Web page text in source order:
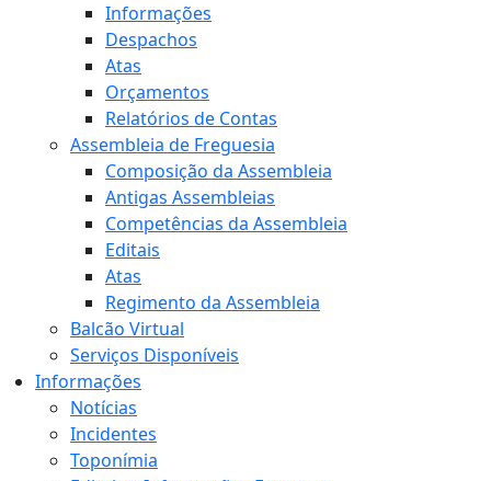
Informações
Despachos
Atas
Orçamentos
Relatórios de Contas
Assembleia de Freguesia
Composição da Assembleia
Antigas Assembleias
Competências da Assembleia
Editais
Atas
Regimento da Assembleia
Balcão Virtual
Serviços Disponíveis
Informações
Notícias
Incidentes
Toponímia